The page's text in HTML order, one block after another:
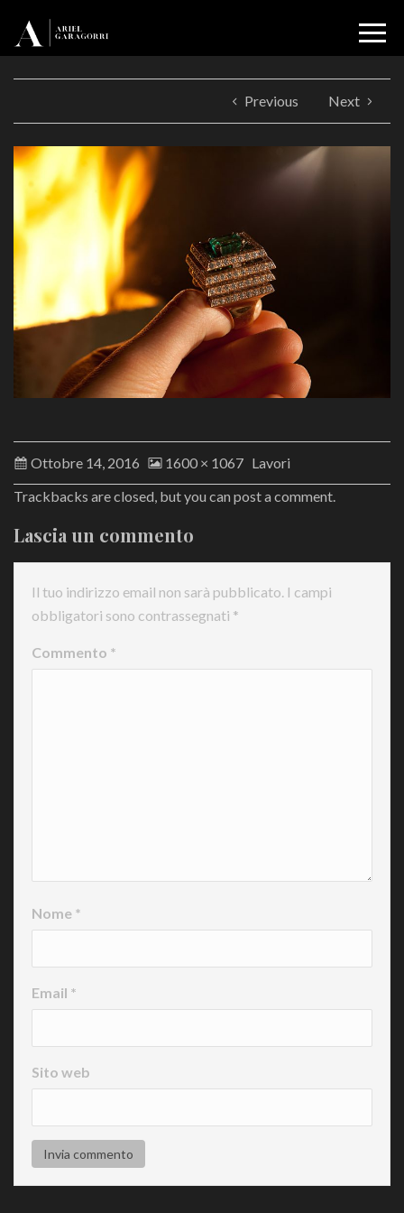
Previous Next
Ottobre 14, 2016 1600 × 1067 Lavori
Trackbacks are closed, but you can post a comment
Lascia un commento
Il tuo indirizzo email non sarà pubblicato. I campi
obbligatori sono contrassegnati *
Commento *
Nome *
Email *
Sito web